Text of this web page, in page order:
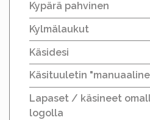
Kypärä pahvinen
Kylmälaukut
Käsidesi
Käsituuletin
Lapaset / käsineet
logolla